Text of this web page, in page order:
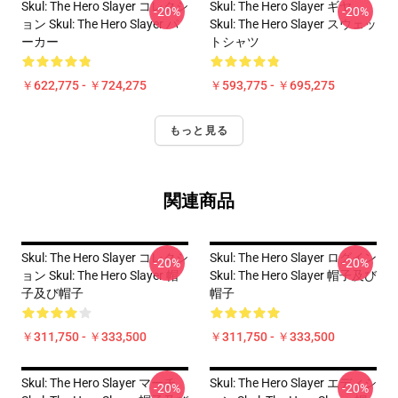
Skul: The Hero Slayer コレクシ
ョン Skul: The Hero Slayer パ
ーカー
￥622,775 - ￥724,275
-20%
Skul: The Hero Slayer ギヤ
Skul: The Hero Slayer スウェッ
トシャツ
￥593,775 - ￥695,275
-20%
もっと見る
関連商品
Skul: The Hero Slayer コレクシ
ョン Skul: The Hero Slayer 帽
子及び帽子
￥311,750 - ￥333,500
-20%
Skul: The Hero Slayer ログイン
Skul: The Hero Slayer 帽子及び
帽子
￥311,750 - ￥333,500
-20%
Skul: The Hero Slayer マーチ
-20%
Skul: The Hero Slayer エディシ
-20%